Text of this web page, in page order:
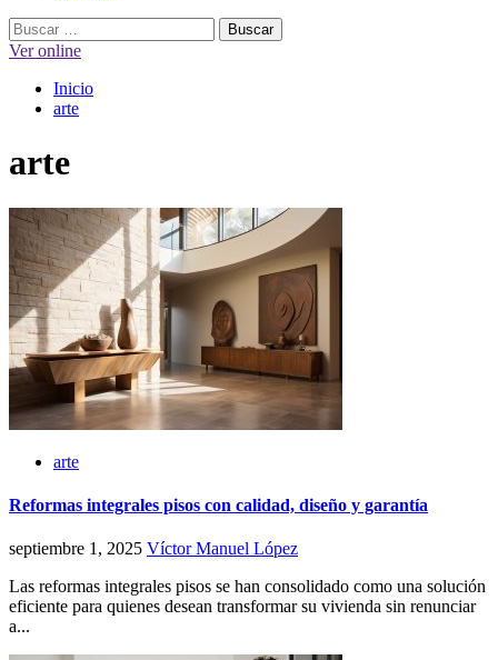
Buscar:
Ver online
Inicio
arte
arte
arte
Reformas integrales pisos con calidad, diseño y garantía
septiembre 1, 2025 Víctor Manuel López
Las reformas integrales pisos se han consolidado como una solución
eficiente para quienes desean transformar su vivienda sin renunciar
a...